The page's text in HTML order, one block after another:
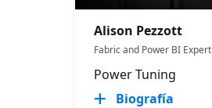
Alison Pezzott
Fabric and Power BI Expert
Power Tuning
Biografía